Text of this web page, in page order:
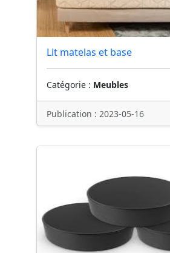
Lit matelas et base
Catégorie : Meubles
Publication : 2023-05-16